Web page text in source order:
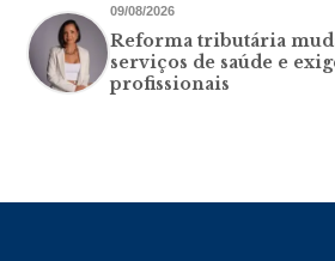
09/08/2026
Reforma tributária
serviços de saúde e
profissionais